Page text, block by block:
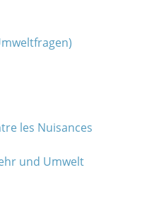
les Nuisances
und Umwelt